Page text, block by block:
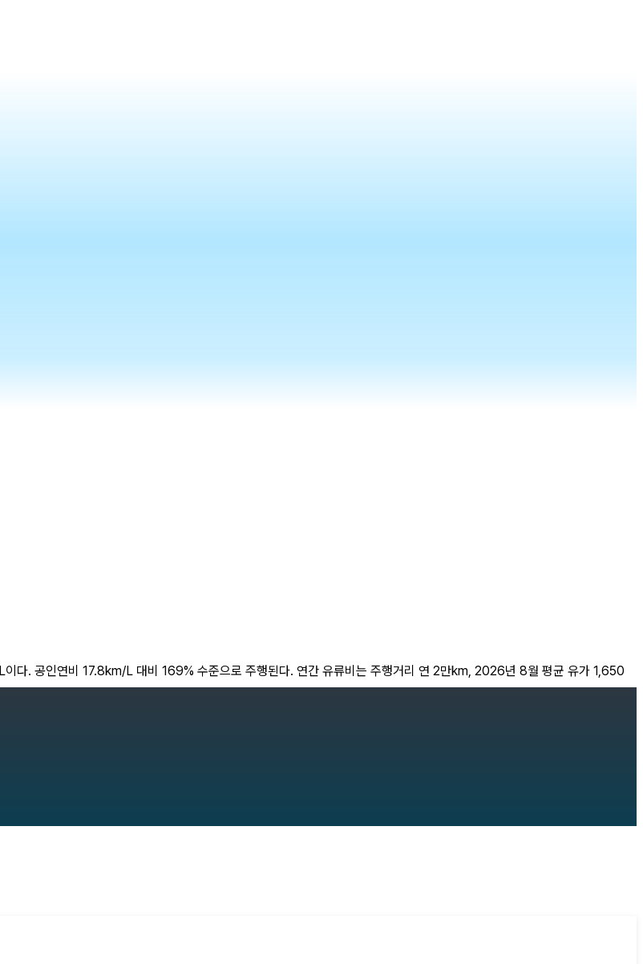
다. 공인연비 17.8km/L 대비 169% 수준으로 주행된다. 연간 유류비는 주행거리 연 2만km, 2026년 8월 평균 유가 1,650